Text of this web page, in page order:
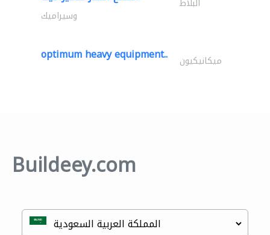
وسيراميك
optimum heavy equipment.. ميكانيكيون
Buildeey.com